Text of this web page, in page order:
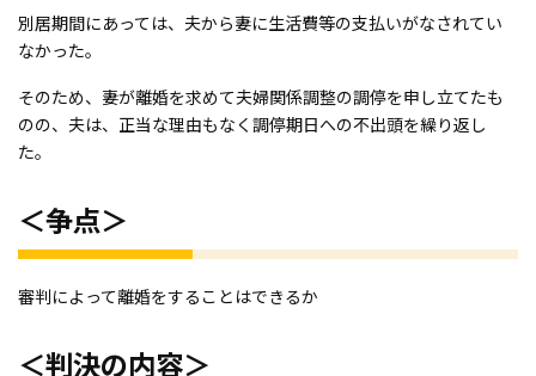
別居期間にあっては、夫から妻に生活費等の支払いがなされてい
なかった。
そのため、妻が離婚を求めて夫婦関係調整の調停を申し立てたも
のの、夫は、正当な理由もなく調停期日への不出頭を繰り返し
た。
＜争点＞
審判によって離婚をすることはできるか
＜判決の内容＞